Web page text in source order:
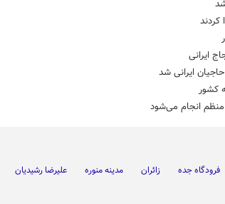
ایرانی شد
کشور
انجام می‌شود
فرودگاه جده زائران مدینه منوره
علیرضا رشیدیان